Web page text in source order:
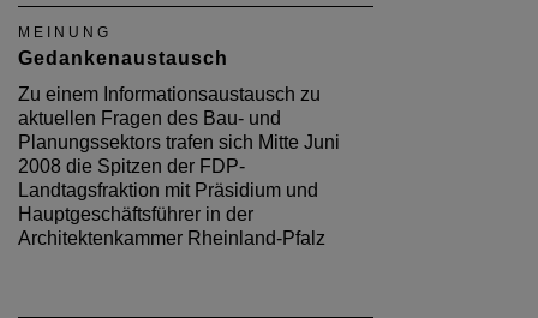
MEINUNG
Gedankenaustausch
Zu einem Informationsaustausch zu
aktuellen Fragen des Bau- und
Planungssektors trafen sich Mitte Juni
2008 die Spitzen der FDP-
Landtagsfraktion mit Präsidium und
Hauptgeschäftsführer in der
Architektenkammer Rheinland-Pfalz